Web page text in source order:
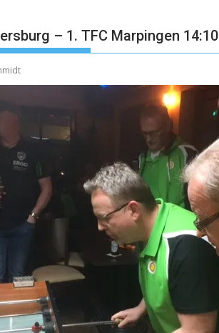
– 1. TFC Marpingen 14:10